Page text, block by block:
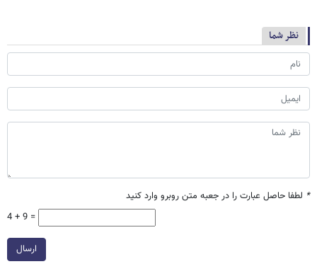
نظر شما
* لطفا حاصل عبارت را در جعبه متن روبرو وارد کنید
4 + 9 =
ارسال